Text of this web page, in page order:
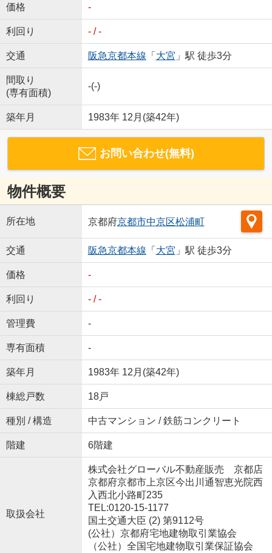
価格 -
利回り - / -
交通 阪急京都本線 「 大宮 」駅 徒歩3分
間取り
(専有面積)
-(-)
築年月 1983年 12月(築42年)
お問い合わせ(無料)
物件概要
所在地 京都府京都市中京区松浦町
交通 阪急京都本線 「 大宮 」駅 徒歩3分
価格 -
利回り - / -
管理費 -
専有面積 -
築年月 1983年 12月(築42年)
棟総戸数 18戸
種別 / 構造 中古マンション / 鉄筋コンクリート
階建 6階建
取扱会社
株式会社グローバル不動産販売 京都店
京都府京都市上京区今出川通智恵光院西
入西北小路町235
TEL:0120-15-1177
国土交通大臣 (2) 第9112号
(公社）京都府宅地建物取引業協会
（公社）全国宅地建物取引業保証協会